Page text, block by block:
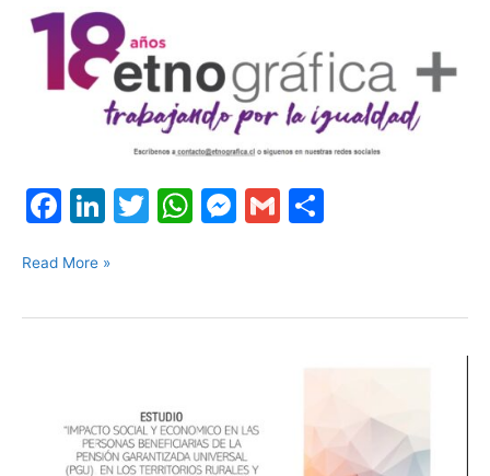
F
c
e
o
k
Li
k
e
T
er
W
s
p
M
s
g
er
G
l
e
Read More »
direcciones